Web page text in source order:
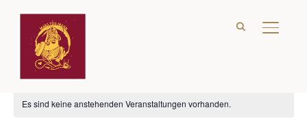
Laufen
Es sind keine anstehenden Veranstaltungen vorhanden.